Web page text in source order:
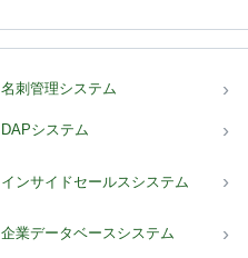
名刺管理システム
DAPシステム
インサイドセールスシステム
企業データベースシステム